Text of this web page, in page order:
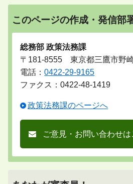
このページの作成・発信部
総務部 政策法務課
〒181-8555 東京都三鷹市野
電話：0422-29-9165
ファクス：0422-48-1419
政策法務課のページへ
ご意見・お問い合わせは